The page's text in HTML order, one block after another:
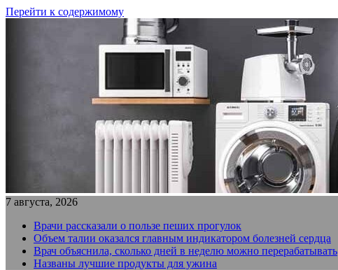
Перейти к содержимому
7 августа, 2026
Врачи рассказали о пользе пеших прогулок
Объем талии оказался главным индикатором болезней сердца
Врач объяснила, сколько дней в неделю можно перерабатывать
Названы лучшие продукты для ужина